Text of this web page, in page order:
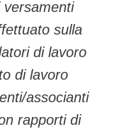
versamenti
sulla
di lavoro
di lavoro
associanti
rapporti di